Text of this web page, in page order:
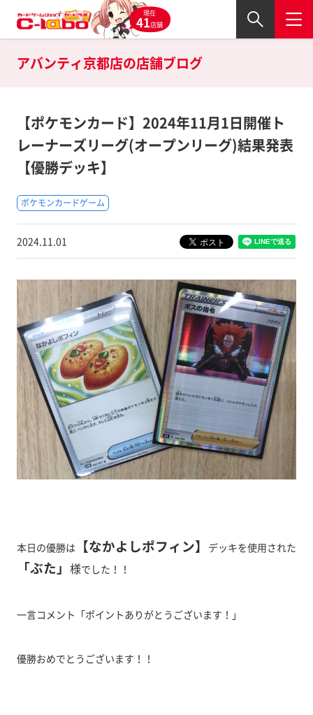
現在
41店舗
アバンティ京都店の店舗ブログ
【ポケモンカード】2024年11月1日開催ト
レーナーズリーグ(オープンリーグ)結果発表
【優勝デッキ】
ポケモンカードゲーム
2024.11.01
本日の優勝は 【なかよしポフィン】 デッキを使用された
「ぶた 」 様でした！！
一言コメント「ポイントありがとうございます！」
優勝おめでとうございます！！